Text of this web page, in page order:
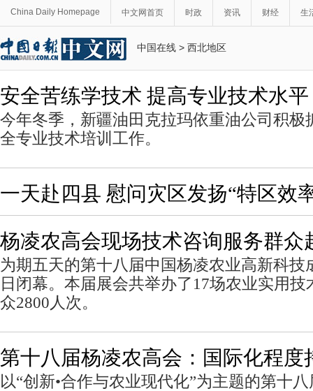
China Daily Homepage 中文网首页 时政 资讯 财经 生
中国在线 > 西北地区
安全苦练学技术 提高专业技术水平
今年冬季，新疆油田克拉玛依重油公司积极
全专业技术培训工作。
一天赴四县 慰问灾区发扬“特区效
杨凌农高会现场技术咨询服务群众
为期五天的第十八届中国杨凌农业高新科技
日闭幕。本届展会共举办了17场农业实用
众2800人次。
第十八届杨凌农高会：国际化程度
以“创新•合作与农业现代化”为主题的第十